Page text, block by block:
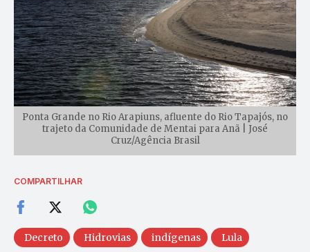
Ponta Grande no Rio Arapiuns, afluente do Rio Tapajós, no
trajeto da Comunidade de Mentai para Anã | José
Cruz/Agência Brasil
COMPARTILHAR
Decreto Hidrovias indígenas Lula